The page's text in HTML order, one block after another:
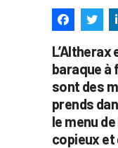
baraque à
sont des
prends
le menu
copieux